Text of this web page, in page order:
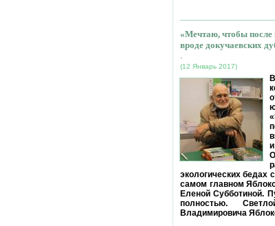
«Мечтаю, чтобы после
вроде докучаевских
.
(12 Январь 2017)
экологических бедах
самом главном
Еленой Субботиной.
полностью.
Владимировича